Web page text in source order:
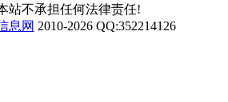
站不承担任何法律责任!
息网 2010-2026 QQ:352214126